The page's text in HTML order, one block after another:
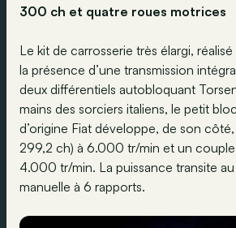
300 ch et quatre roues motrices
Le kit de carrosserie très élargi,
la présence d’une transmission
deux différentiels autobloquant
mains des sorciers italiens, le petit
d’origine Fiat développe, de son
299,2 ch) à 6.000 tr/min et un
4.000 tr/min. La puissance transite
manuelle à 6 rapports.